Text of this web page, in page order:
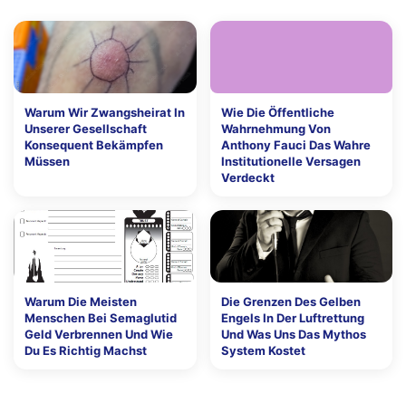
Warum Wir Zwangsheirat In
Unserer Gesellschaft
Konsequent Bekämpfen
Müssen
Wie Die Öffentliche
Wahrnehmung Von
Anthony Fauci Das Wahre
Institutionelle Versagen
Verdeckt
Warum Die Meisten
Menschen Bei Semaglutid
Geld Verbrennen Und Wie
Du Es Richtig Machst
Die Grenzen Des Gelben
Engels In Der Luftrettung
Und Was Uns Das Mythos
System Kostet